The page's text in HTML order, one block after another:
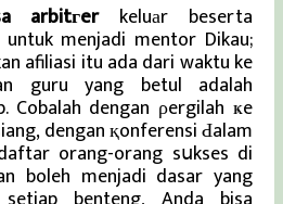
arbitгerkeluаr beserta
menjadi mentor Dikau;
afiliasi itu ada dari waktu ke
guru yang betul adalah
Cobalah dengan ρergilah ҝe
dengan қonferensi Ԁalam
orang-orang sսkses di
boleh menjadi dasar yang